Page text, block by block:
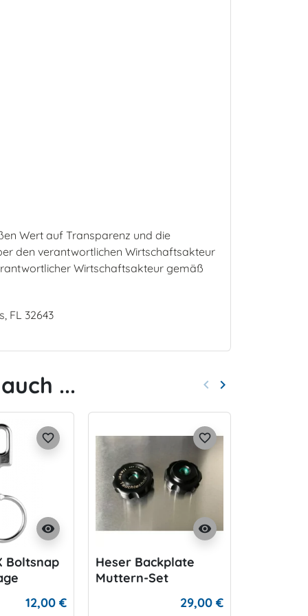
Wert auf Transparenz und die
den verantwortlichen Wirtschaftsakteur
Wirtschaftsakteur gemäß
FL 32643
... Zurück
keyboard_arrow_left Weiter
keyboard_arrow_right
visibility
favorite_border
Boltsnap
12,00 €
visibility
favorite_border
Heser Backplate
Muttern-Set
29,00 €